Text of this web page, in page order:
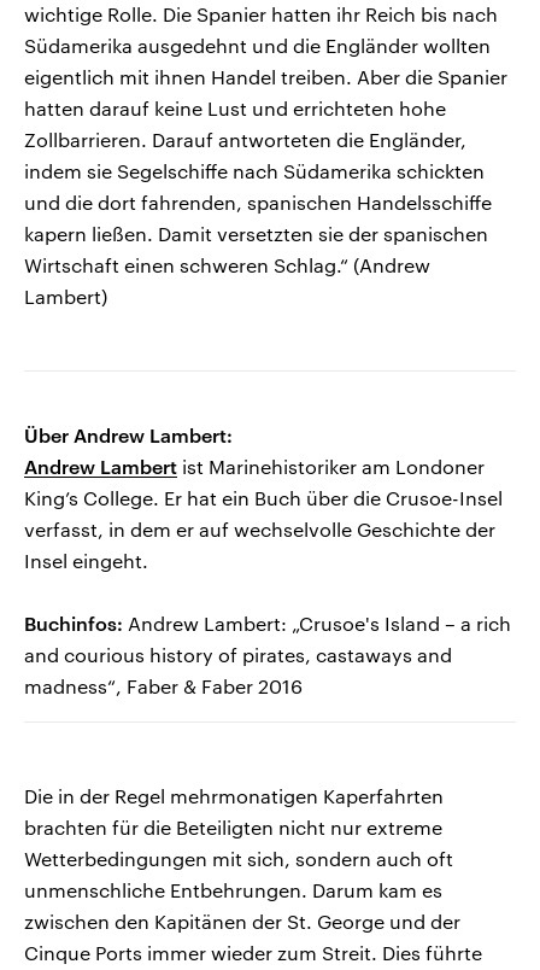
wichtige Rolle. Die Spanier hatten ihr Reich bis nach
Südamerika ausgedehnt und die Engländer wollten
eigentlich mit ihnen Handel treiben. Aber die Spanier
hatten darauf keine Lust und errichteten hohe
Zollbarrieren. Darauf antworteten die Engländer,
indem sie Segelschiffe nach Südamerika schickten
und die dort fahrenden, spanischen Handelsschiffe
kapern ließen. Damit versetzten sie der spanischen
Wirtschaft einen schweren Schlag.“ (Andrew
Lambert)
Über Andrew Lambert:
Andrew Lambert ist Marinehistoriker am Londoner
King’s College. Er hat ein Buch über die Crusoe-Insel
verfasst, in dem er auf wechselvolle Geschichte der
Insel eingeht.
Buchinfos: Andrew Lambert: „Crusoe's Island – a rich
and courious history of pirates, castaways and
madness“, Faber & Faber 2016
Die in der Regel mehrmonatigen Kaperfahrten
brachten für die Beteiligten nicht nur extreme
Wetterbedingungen mit sich, sondern auch oft
unmenschliche Entbehrungen. Darum kam es
zwischen den Kapitänen der St. George und der
Cinque Ports immer wieder zum Streit. Dies führte